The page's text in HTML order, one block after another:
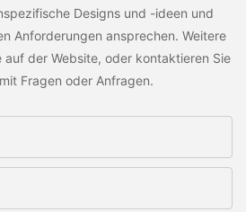
Designs und -ideen und
Anforderungen ansprechen. Weitere
auf der Website, oder kontaktieren Sie
Fragen oder Anfragen.